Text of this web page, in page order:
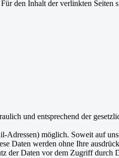
den Inhalt der verlinkten Seiten
und entsprechend der
möglich. Soweit auf
Daten werden ohne Ihre
der Daten vor dem Zugriff durch